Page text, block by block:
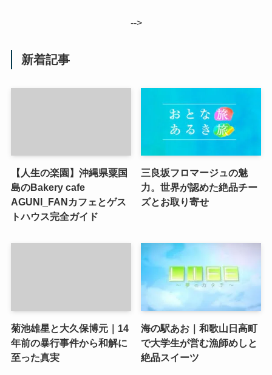
-->
新着記事
【人生の楽園】沖縄県粟国
島のBakery cafe
AGUNI_FANカフェとゲス
トハウス完全ガイド
三良坂フロマージュの魅
力。世界が認めた絶品チー
ズとお取り寄せ
菊池雄星と大久保博元｜14
年前の暴行事件から和解に
至った真実
海の駅あお｜和歌山日高町
で大学生が営む漁師めしと
絶品スイーツ